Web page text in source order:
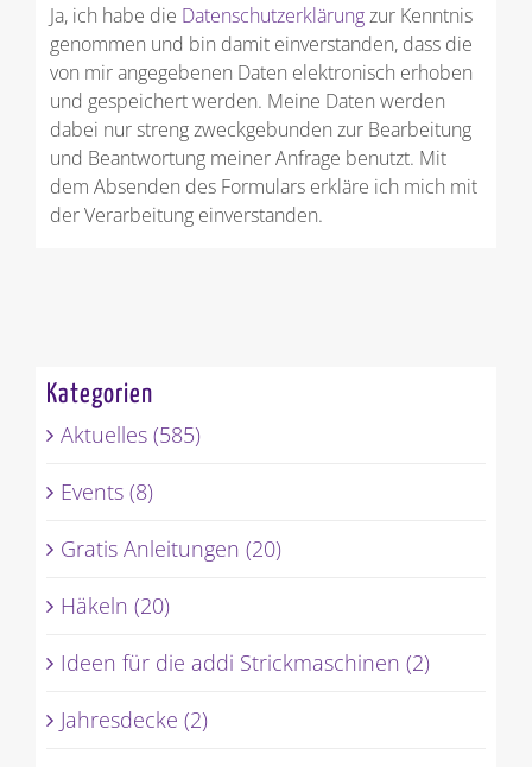
Ja, ich habe die Datenschutzerklärungzur Kenntnis
genommen und bin damit einverstanden, dass die
von mir angegebenen Daten elektronisch erhoben
und gespeichert werden. Meine Daten werden
dabei nur streng zweckgebunden zur Bearbeitung
und Beantwortung meiner Anfrage benutzt. Mit
dem Absenden des Formulars erkläre ich mich mit
der Verarbeitung einverstanden.
Kategorien
Aktuelles (585)
Events (8)
Gratis Anleitungen (20)
Häkeln (20)
Ideen für die addi Strickmaschinen (2)
Jahresdecke (2)